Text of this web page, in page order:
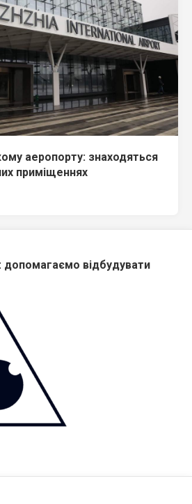
аеропорту: знаходяться
приміщеннях
допомагаємо відбудувати